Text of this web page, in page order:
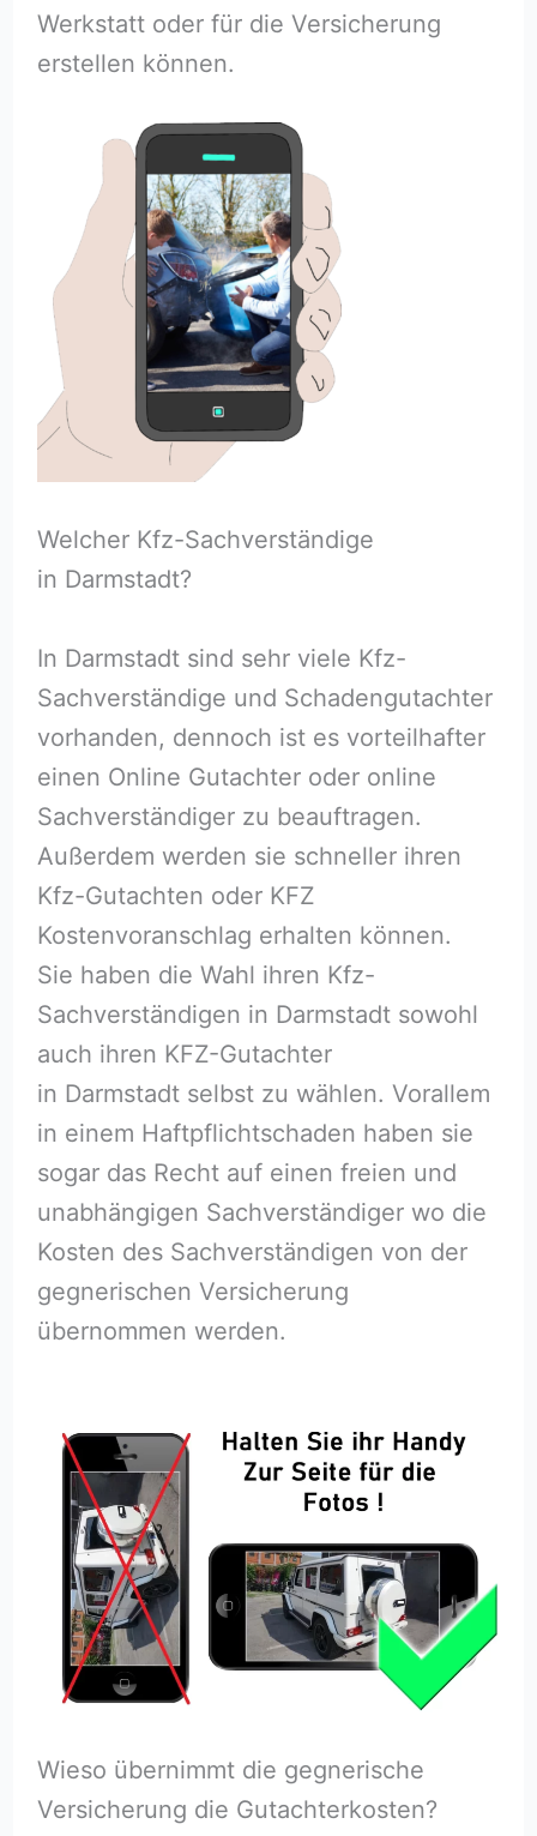
Werkstatt oder für die Versicherung
erstellen können.
Welcher Kfz-Sachverständige
in Darmstadt?
In Darmstadt sind sehr viele Kfz-
Sachverständige und Schadengutachter
vorhanden, dennoch ist es vorteilhafter
einen Online Gutachter oder online
Sachverständiger zu beauftragen.
Außerdem werden sie schneller ihren
Kfz-Gutachten oder KFZ
Kostenvoranschlag erhalten können.
Sie haben die Wahl ihren Kfz-
Sachverständigen in Darmstadt sowohl
auch ihren KFZ-Gutachter
in Darmstadt selbst zu wählen. Vorallem
in einem Haftpflichtschaden haben sie
sogar das Recht auf einen freien und
unabhängigen Sachverständiger wo die
Kosten des Sachverständigen von der
gegnerischen Versicherung
übernommen werden.
Wieso übernimmt die gegnerische
Versicherung die Gutachterkosten?